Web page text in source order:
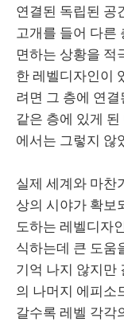
연결된 독립된 공
고개를 들어 다른
면하는 상황을 적
한 레벨디자인이
려면 그 층에 연
같은 층에 있게
에서는 그렇지 않
실제 세계와 마찬
상의 시야가 확보
도하는 레벨디자
식하는데 큰 도움
기억 나지 않지만
의 나머지 에피소
갈수록 레벨 각각